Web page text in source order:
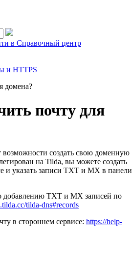
в Справочный центр
и HTTPS
домена?
почту для
создать свою доменную
на Tilda, вы можете создать
и указать записи TXT и MX в панели
добавлению TXT и MX записей по
tilda-dns#records
в стороннем сервисе: https://help-